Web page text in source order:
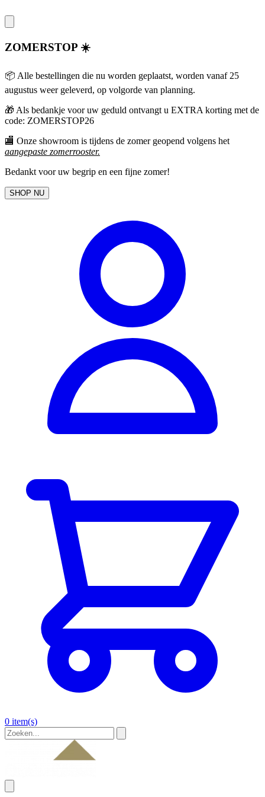
ZOMERSTOP ☀️
📦 Alle bestellingen die nu worden geplaatst, worden vanaf 25
augustus weer geleverd, op volgorde van planning.
🎁 Als bedankje voor uw geduld ontvangt u EXTRA korting met de
code: ZOMERSTOP26
🏬 Onze showroom is tijdens de zomer geopend volgens het
aangepaste zomerrooster.
Bedankt voor uw begrip en een fijne zomer!
SHOP NU
0 item(s)